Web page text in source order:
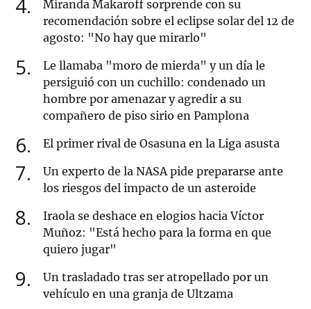
4
Miranda Makaroff sorprende con su
recomendación sobre el eclipse solar del 12 de
agosto: "No hay que mirarlo"
5
Le llamaba "moro de mierda" y un día le
persiguió con un cuchillo: condenado un
hombre por amenazar y agredir a su
compañero de piso sirio en Pamplona
6 El primer rival de Osasuna en la Liga asusta
7
Un experto de la NASA pide prepararse ante
los riesgos del impacto de un asteroide
8
Iraola se deshace en elogios hacia Víctor
Muñoz: "Está hecho para la forma en que
quiero jugar"
9
Un trasladado tras ser atropellado por un
vehículo en una granja de Ultzama